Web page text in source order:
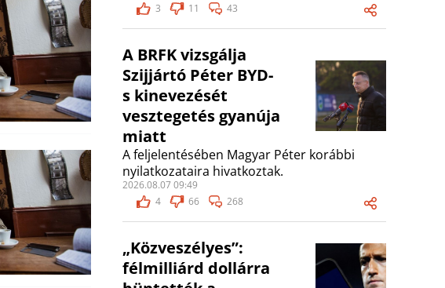
3
11 43
A BRFK vizsgálja
Szijjártó Péter BYD-
s kinevezését
vesztegetés gyanúja
miatt
A feljelentésében Magyar Péter korábbi
nyilatkozataira hivatkoztak.
2026.08.07 09:49
4
66 268
„Közveszélyes”:
félmilliárd dollárra